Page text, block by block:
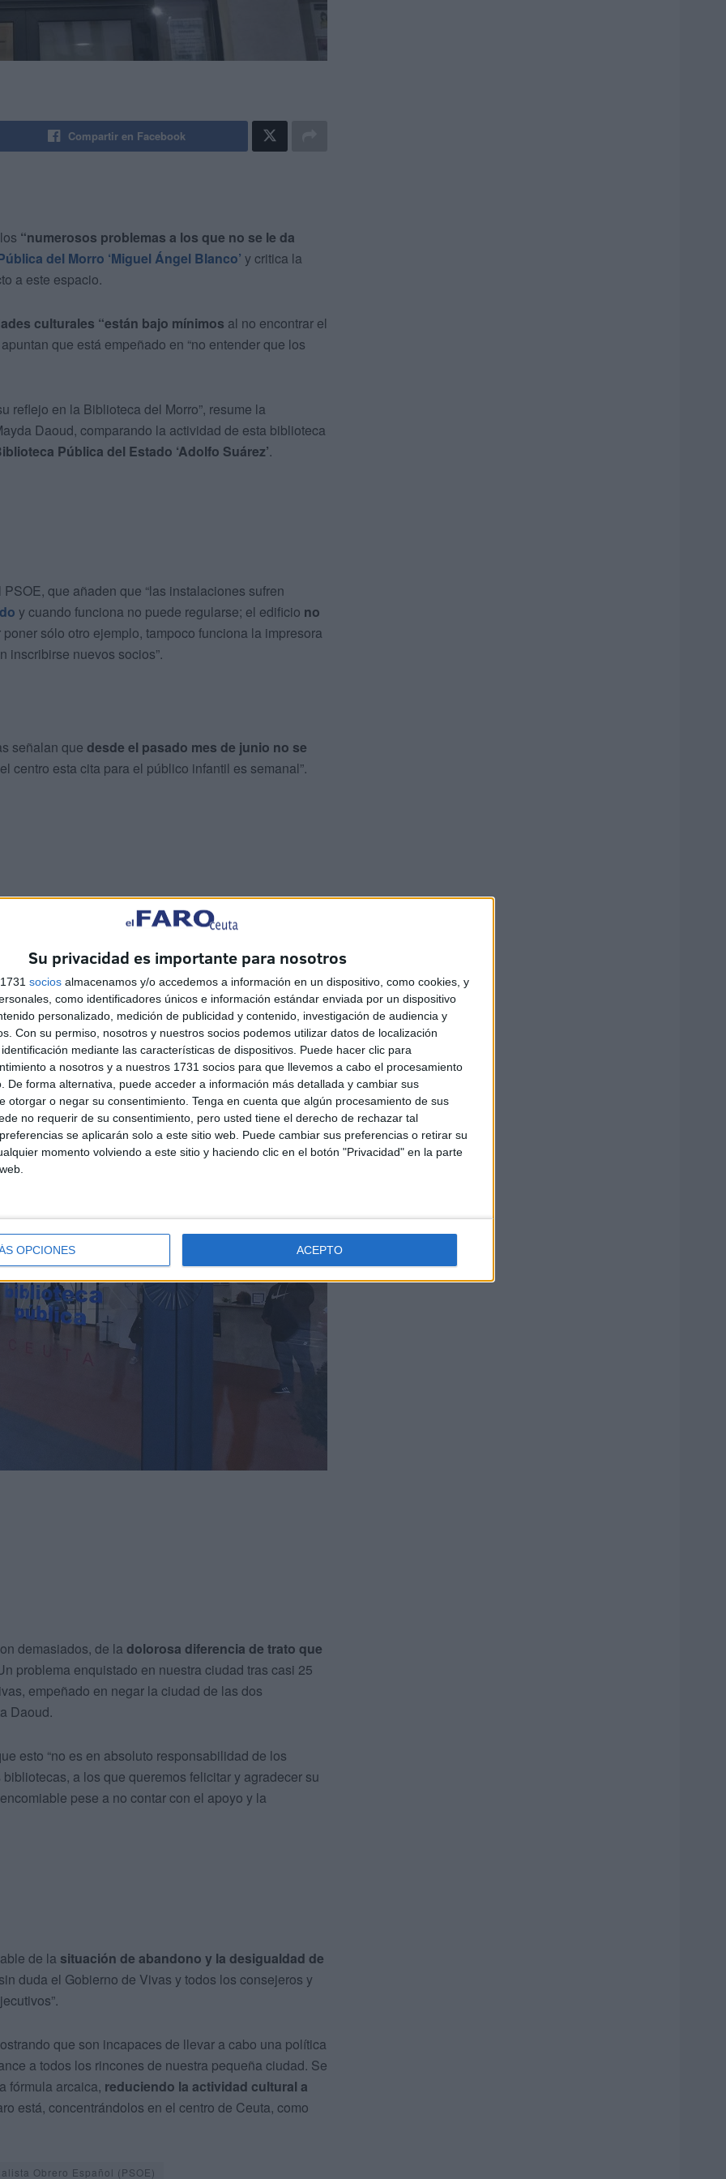
Su privacidad es importante para nosotros
socios almacenamos y/o accedemos a información en un dispositivo, como cookies, y
como identificadores únicos e información estándar enviada por un dispositivo
personalizado, medición de publicidad y contenido, investigación de audiencia y
Con su permiso, nosotros y nuestros socios podemos utilizar datos de localización
mediante las características de dispositivos. Puede hacer clic para
a nosotros y a nuestros 1731 socios para que llevemos a cabo el procesamiento
De forma alternativa, puede acceder a información más detallada y cambiar sus
otorgar o negar su consentimiento. Tenga en cuenta que algún procesamiento de sus
no requerir de su consentimiento, pero usted tiene el derecho de rechazar tal
se aplicarán solo a este sitio web. Puede cambiar sus preferencias o retirar su
momento volviendo a este sitio y haciendo clic en el botón "Privacidad" en la parte
OPCIONES ACEPTO
Compartir en Facebook
“numerosos problemas a los que no se le da
del Morro ‘Miguel Ángel Blanco’ y critica la
a este espacio.
culturales “están bajo mínimos al no encontrar el
que está empeñado en “no entender que los
reflejo en la Biblioteca del Morro”, resume la
Daoud, comparando la actividad de esta biblioteca
Pública del Estado ‘Adolfo Suárez’.
que añaden que “las instalaciones sufren
y cuando funciona no puede regularse; el edificio no
poner sólo otro ejemplo, tampoco funciona la impresora
inscribirse nuevos socios”.
señalan que desde el pasado mes de junio no se
centro esta cita para el público infantil es semanal”.
no encuentran el apoyo del Gobierno necesario
peso que en el centro, “pese a que hay una alta
prioritarios en cualquier Biblioteca”.
no están mucho mejor”, relatan y expresan que
la Biblioteca del Morro la última presentación de
presupuesto y propuestas para ello, mientras que la
semana repleta de lunes a viernes”.
demasiados, de la dolorosa diferencia de trato que
problema enquistado en nuestra ciudad tras casi 25
empeñado en negar la ciudad de las dos
Daoud.
esto “no es en absoluto responsabilidad de los
a los que queremos felicitar y agradecer su
pese a no contar con el apoyo y la
de la situación de abandono y la desigualdad de
duda el Gobierno de Vivas y todos los consejeros y
que son incapaces de llevar a cabo una política
a todos los rincones de nuestra pequeña ciudad. Se
fórmula arcaica, reduciendo la actividad cultural a
está, concentrándolos en el centro de Ceuta, como
Obrero Español (PSOE)